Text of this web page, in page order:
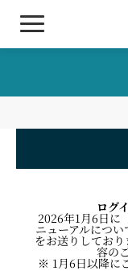
ログ
2026年1月6日に
ニューアルにつ
をお送りしてお
容の
※ 1月6日以降に
お知らせ / 年間スケ
入会・交代希望の方